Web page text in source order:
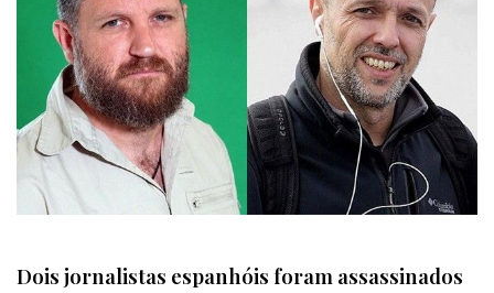
Dois jornalistas espanhóis foram assassinados